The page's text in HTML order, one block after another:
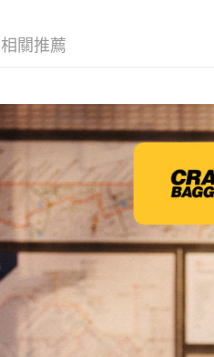
相關推薦